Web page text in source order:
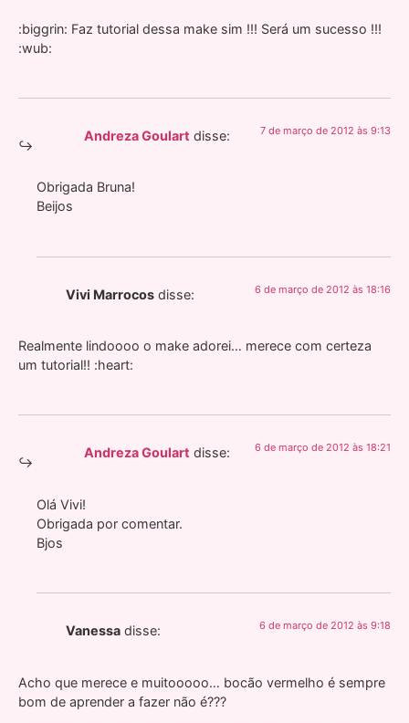
:biggrin: Faz tutorial dessa make sim !!! Será um sucesso !!!
:wub:
Andreza Goulart disse: 7 de março de 2012 às 9:13
Obrigada Bruna!
Beijos
Vivi Marrocos disse: 6 de março de 2012 às 18:16
Realmente lindoooo o make adorei… merece com certeza
um tutorial!! :heart:
Andreza Goulart disse: 6 de março de 2012 às 18:21
Olá Vivi!
Obrigada por comentar.
Bjos
Vanessa disse: 6 de março de 2012 às 9:18
Acho que merece e muitooooo… bocão vermelho é sempre
bom de aprender a fazer não é???